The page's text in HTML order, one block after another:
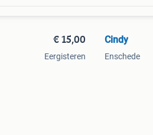
€ 15,00
Eergisteren
Cindy
Enschede